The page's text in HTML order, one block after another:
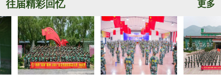
往届精彩回忆 更多